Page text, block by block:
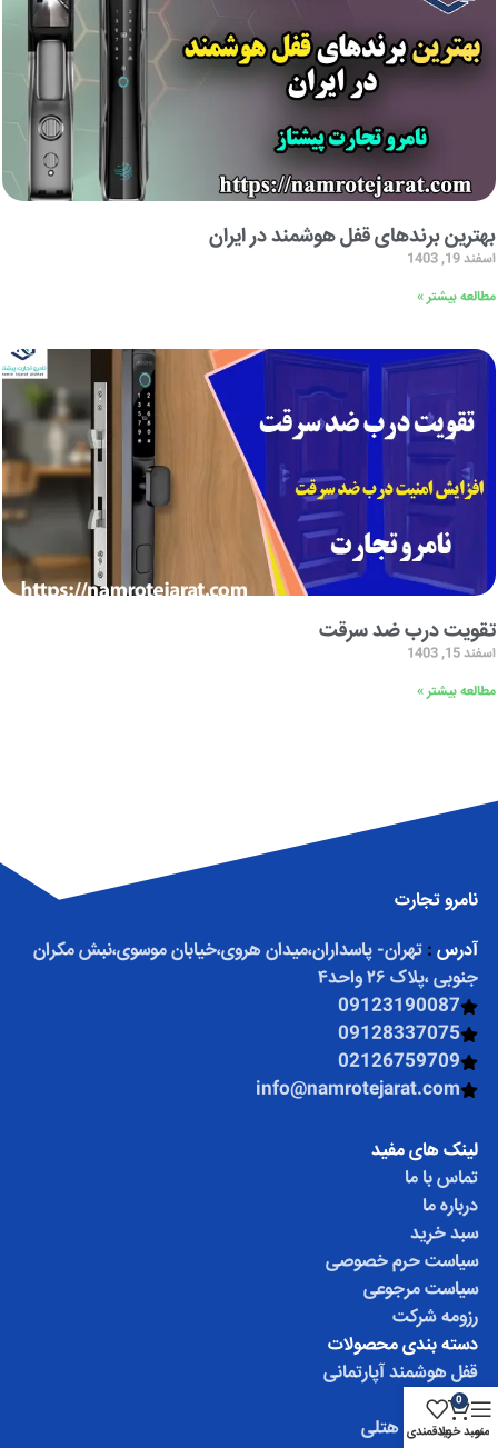
بهترین برندهای قفل هوشمند در ایران
اسفند 19, 1403
مطالعه بیشتر »
تقویت درب ضد سرقت
اسفند 15, 1403
مطالعه بیشتر »
نامرو تجارت
آدرس : تهران- پاسداران،میدان هروی،خیابان موسوی،نبش مکران
جنوبی ،پلاک ۲۶ واحد۴
09123190087
09128337075
02126759709
info@namrotejarat.com
لینک های مفید
تماس با ما
درباره ما
سبد خرید
سیاست حرم خصوصی
سیاست مرجوعی
رزومه شرکت
دسته بندی محصولات
قفل هوشمند آپارتمانی
قفل کارتی
تابلو فرمان هتلیمنو
0
سبد خریدعلاقمندی